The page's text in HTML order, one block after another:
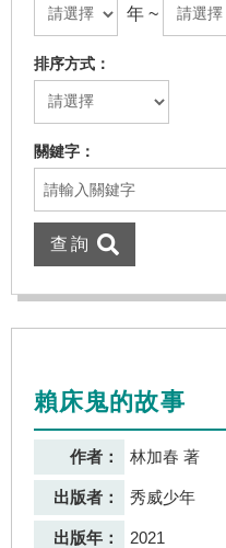
年 ~
排序方式
關鍵字
賴床鬼的故事
作者： 林加春 著
出版者： 秀威少年
出版年： 2021